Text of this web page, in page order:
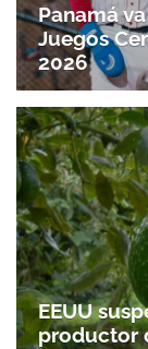
Panamá
Juegos
2026
EEUU
productor